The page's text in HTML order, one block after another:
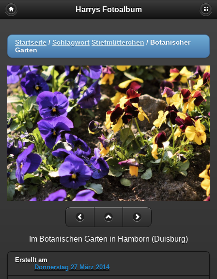
Harrys Fotoalbum
Startseite / Schlagwort Stiefmütterchen / Botanischer
Garten
Im Botanischen Garten in Hamborn (Duisburg)
Erstellt am
Donnerstag 27 März 2014